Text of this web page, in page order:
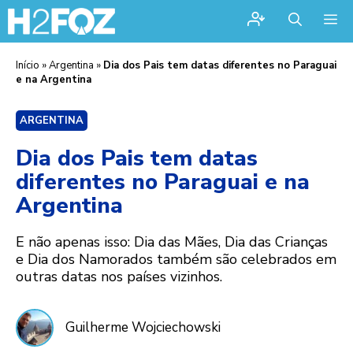
Início »Argentina » Dia dos Pais tem datas diferentes no Paraguai
e na Argentina
ARGENTINA
Dia dos Pais tem datas
diferentes no Paraguai e na
Argentina
E não apenas isso: Dia das Mães, Dia das Crianças
e Dia dos Namorados também são celebrados em
outras datas nos países vizinhos.
Guilherme Wojciechowski